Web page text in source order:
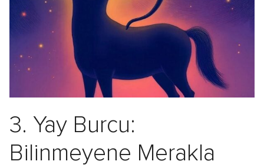
3. Yay Burcu:
Bilinmeyene Merakla